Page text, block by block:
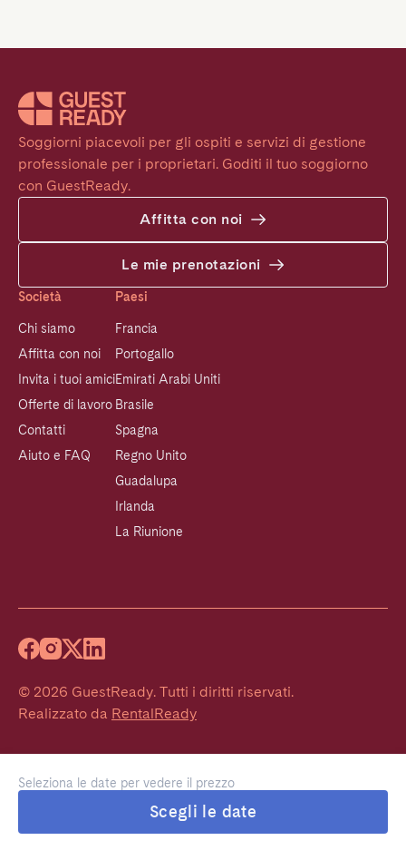
Seleziona le date per vedere il prezzo
Scegli le date
Soggiorni piacevoli per gli ospiti e servizi di gestione
professionale per i proprietari. Goditi il tuo soggiorno
con GuestReady.
Affitta con noi
Le mie prenotazioni
Società
Chi siamo
Affitta con noi
Invita i tuoi amici
Offerte di lavoro
Contatti
Aiuto e FAQ
Paesi
Francia
Portogallo
Emirati Arabi Uniti
Brasile
Spagna
Regno Unito
Guadalupa
Irlanda
La Riunione
© 2026 GuestReady. Tutti i diritti riservati.
Realizzato da RentalReady